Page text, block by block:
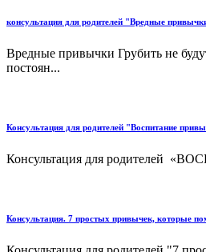
консультация для родителей "Вредные
Вредные привычки Грубить не
постоян...
Консультация для родителей "Воспитание
Консультация для родителей
Консультация. 7 простых привычек, которые